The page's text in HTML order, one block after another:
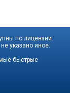
по лицензии:
указано иное.
быстрые